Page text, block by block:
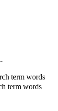
term words
term words